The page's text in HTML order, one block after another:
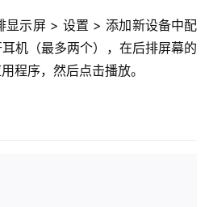
显示屏 > 设置 > 添加新设备中配
机（最多两个），在后排屏幕的
程序，然后点击播放。